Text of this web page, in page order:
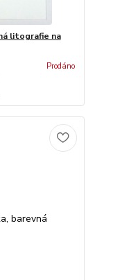
litografie na
Prodáno